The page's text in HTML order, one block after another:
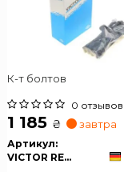
К-т болтов
0 отзывов
1 185 ₴ завтра
Артикул:
VICTOR REINZ